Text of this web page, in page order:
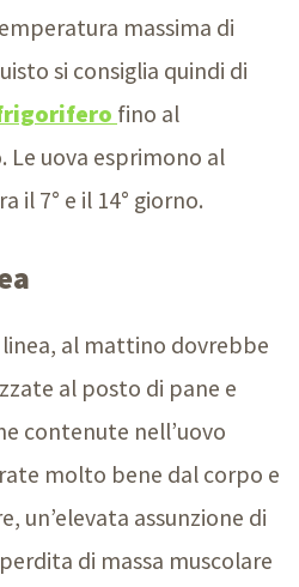
massima di
si consiglia quindi di
fino al
Le uova esprimono al
il 7° e il 14° giorno.
al mattino dovrebbe
al posto di pane e
contenute nell’uovo
molto bene dal corpo e
un’elevata assunzione di
di massa muscolare